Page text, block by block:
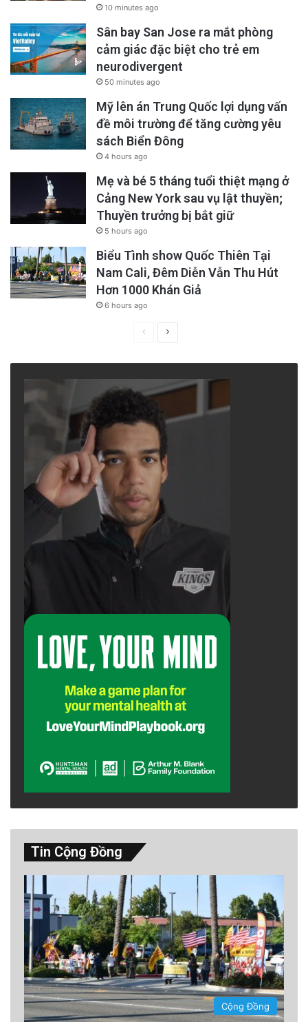
10 minutes ago
Sân bay San Jose ra mắt phòng
cảm giác đặc biệt cho trẻ em
neurodivergent
50 minutes ago
Mỹ lên án Trung Quốc lợi dụng vấn
đề môi trường để tăng cường yêu
sách Biển Đông
4 hours ago
Mẹ và bé 5 tháng tuổi thiệt mạng ở
Cảng New York sau vụ lật thuyền;
Thuyền trưởng bị bắt giữ
5 hours ago
Biểu Tình show Quốc Thiên Tại
Nam Cali, Đêm Diễn Vẫn Thu Hút
Hơn 1000 Khán Giả
6 hours ago
PreviousNext
Tin Cộng Đồng
Cộng Đồng